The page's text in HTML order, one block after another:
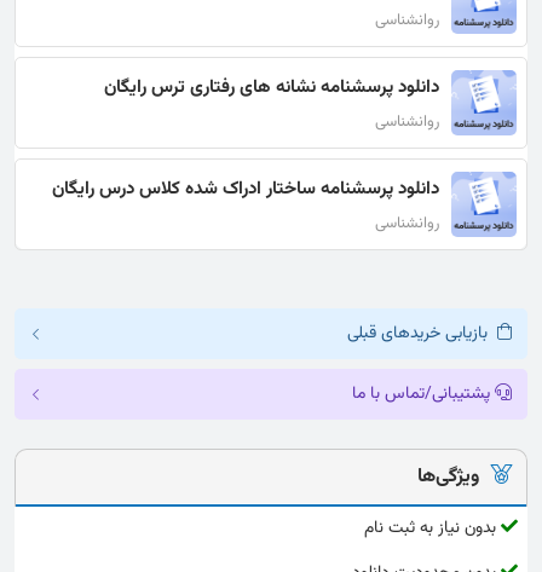
روانشناسی
دانلود پرسشنامه نشانه های رفتاری ترس رایگان
روانشناسی
دانلود پرسشنامه ساختار ادراک شده کلاس درس رایگان
روانشناسی
بازیابی خریدهای قبلی
پشتیبانی/تماس با ما
ویژگی‌ها
بدون نیاز به ثبت نام